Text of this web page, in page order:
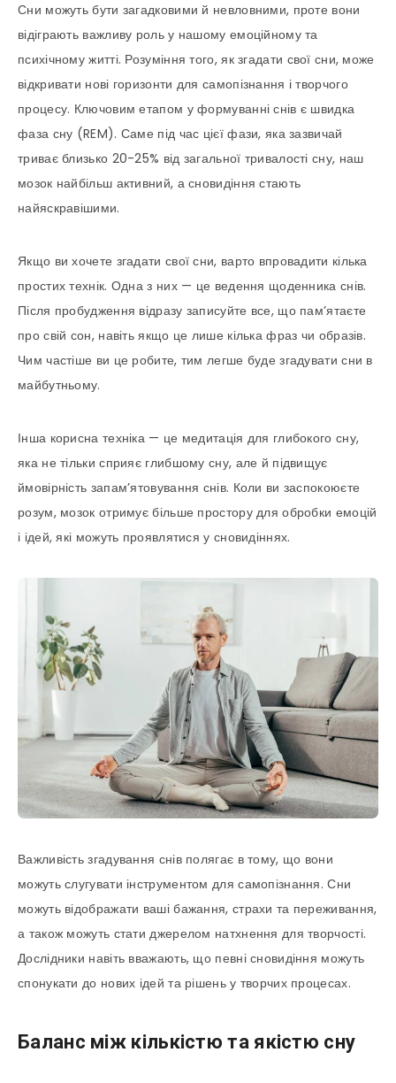
Сни можуть бути загадковими й невловними, проте вони
відіграють важливу роль у нашому емоційному та
психічному житті. Розуміння того, як згадати свої сни, може
відкривати нові горизонти для самопізнання і творчого
процесу. Ключовим етапом у формуванні снів є швидка
фаза сну (REM). Саме під час цієї фази, яка зазвичай
триває близько 20-25% від загальної тривалості сну, наш
мозок найбільш активний, а сновидіння стають
найяскравішими.
Якщо ви хочете згадати свої сни, варто впровадити кілька
простих технік. Одна з них — це ведення щоденника снів.
Після пробудження відразу записуйте все, що пам’ятаєте
про свій сон, навіть якщо це лише кілька фраз чи образів.
Чим частіше ви це робите, тим легше буде згадувати сни в
майбутньому.
Інша корисна техніка — це медитація для глибокого сну,
яка не тільки сприяє глибшому сну, але й підвищує
ймовірність запам’ятовування снів. Коли ви заспокоюєте
розум, мозок отримує більше простору для обробки емоцій
і ідей, які можуть проявлятися у сновидіннях.
Важливість згадування снів полягає в тому, що вони
можуть слугувати інструментом для самопізнання. Сни
можуть відображати ваші бажання, страхи та переживання,
а також можуть стати джерелом натхнення для творчості.
Дослідники навіть вважають, що певні сновидіння можуть
спонукати до нових ідей та рішень у творчих процесах.
Баланс між кількістю та якістю сну